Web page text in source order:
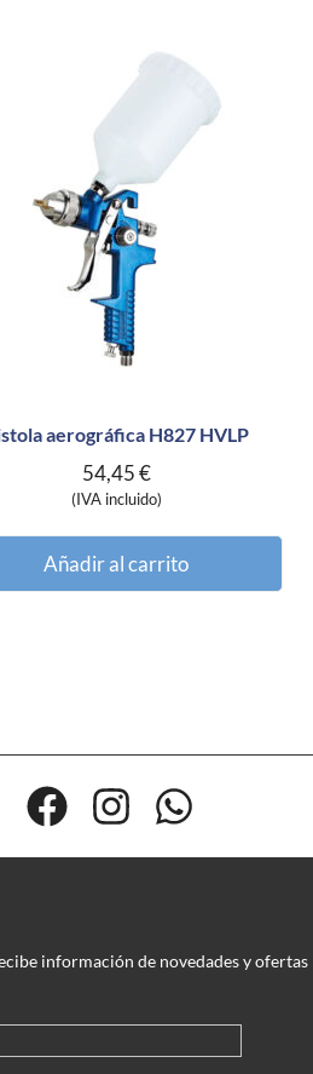
aerográfica H827 HVLP
54,45€
(IVA incluido)
Añadir al carrito
información de novedades y ofertas